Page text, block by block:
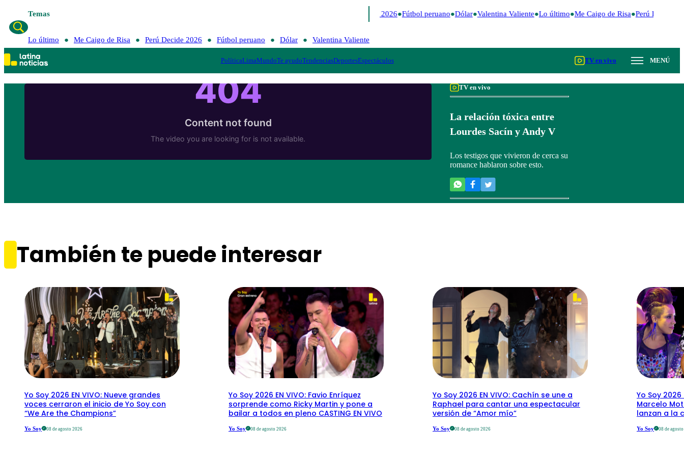
Temas Perú Decide 2026 Fútbol peruano Dólar Valentina Valiente Lo último Me Caigo de Risa Perú Decide
Lo último Me Caigo de Risa Perú Decide 2026 Fútbol peruano Dólar Valentina Valiente
PolíticaLimaMundoTe ayudoTendenciasDeportesEspectáculos TV en vivo MENÚ
TV en vivo
La relación tóxica entre
Lourdes Sacín y Andy V
Los testigos que vivieron de cerca su
romance hablaron sobre esto.
También te puede interesar
Yo Soy 2026 EN VIVO: Nueve grandes
voces cerraron el inicio de Yo Soy con
“We Are the Champions”
Yo Soy 08 de agosto 2026
Yo Soy 2026 EN VIVO: Favio Enríquez
sorprende como Ricky Martin y pone a
bailar a todos en pleno CASTING EN VIVO
Yo Soy 08 de agosto 2026
Yo Soy 2026 EN VIVO: Cachín se une a
Raphael para cantar una espectacular
versión de “Amor mío”
Yo Soy 08 de agosto 2026
Yo Soy 2026
Marcelo
lanzan a la
Yo Soy 08 de